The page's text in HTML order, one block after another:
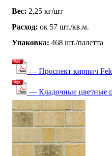
Вес: 2,25 кг/шт
Расход: ок 57 шт./кв.м.
Упаковка: 468 шт./палетта
— Проспект кирпич
— Кладочные цветные